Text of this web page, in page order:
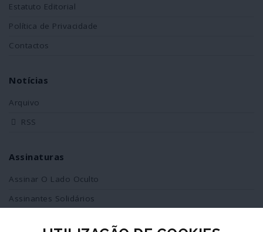
Estatuto Editorial
Política de Privacidade
Contactos
Notícias
Arquivo
RSS
Assinaturas
Assinar O Lado Oculto
Assinantes Solidários